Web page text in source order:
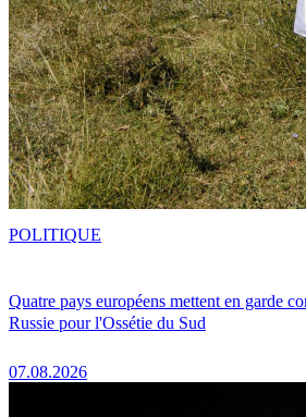
Quatre pays européens mettent en garde
Russie pour l'Ossétie du Sud
07.08.2026
POLITIQUE